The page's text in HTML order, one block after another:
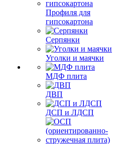
Профиля для
гипсокартона
Серпянки
Уголки и маячки
МДФ плита
ДВП
ДСП и ЛДСП